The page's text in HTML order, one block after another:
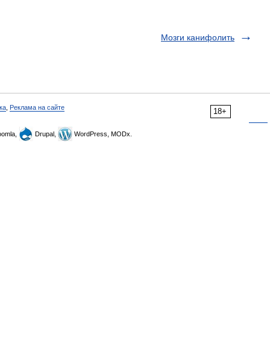
Мозги канифолить
18+
Реклама на сайте
Drupal, WordPress, MODx.